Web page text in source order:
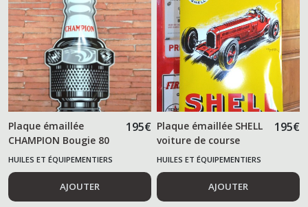
Plaque émaillée
CHAMPION Bougie 80
cm
195€
HUILES ET ÉQUIPEMENTIERS
AUTOMOBILES
AJOUTER
Plaque émaillée SHELL
voiture de course
195€
HUILES ET ÉQUIPEMENTIERS
AUTOMOBILES
AJOUTER